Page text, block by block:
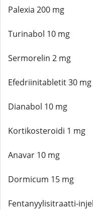
Palexia 200 mg
Turinabol 10 mg
Sermorelin 2 mg
Efedriinitabletit 30 mg
Dianabol 10 mg
Kortikosteroidi 1 mg
Anavar 10 mg
Dormicum 15 mg
Fentanyylisitraatti-